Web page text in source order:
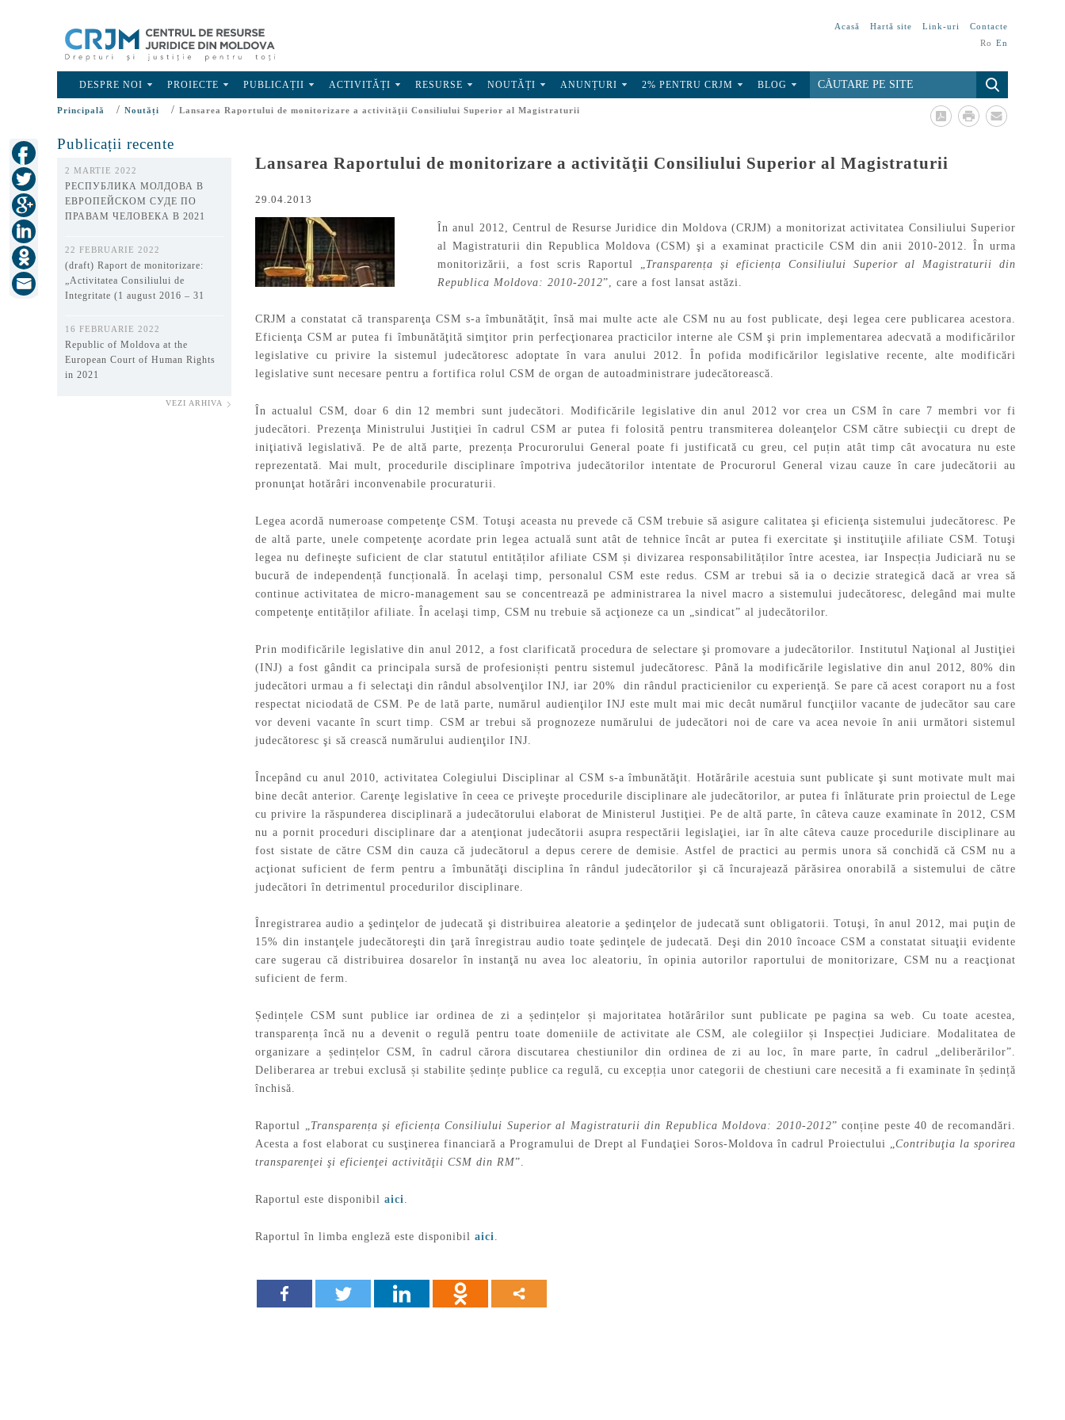
Acasă Hartă site Link-uri
Contacte
Ro En
DESPRE NOI PROIECTE PUBLICAȚII ACTIVITĂȚI RESURSE NOUTĂȚI ANUNȚURI 2% PENTRU CRJM BLOG
Principală / Noutăți / Lansarea Raportului de monitorizare a activităţii Consiliului Superior al Magistraturii
Publicații recente
2 MARTIE 2022
РЕСПУБЛИКА МОЛДОВА В
ЕВРОПЕЙСКОМ СУДЕ ПО
ПРАВАМ ЧЕЛОВЕКА В 2021
22 FEBRUARIE 2022
(draft) Raport de monitorizare:
„Activitatea Consiliului de
Integritate (1 august 2016 – 31
16 FEBRUARIE 2022
Republic of Moldova at the
European Court of Human Rights
in 2021
VEZI ARHIVA
Lansarea Raportului de monitorizare a activităţii Consiliului Superior al Magistraturii
29.04.2013
În anul 2012, Centrul de Resurse Juridice din Moldova (CRJM) a monitorizat activitatea Consiliului Superior
al Magistraturii din Republica Moldova (CSM) şi a examinat practicile CSM din anii 2010-2012. În urma
monitorizării, a fost scris Raportul „ Transparența și eficiența Consiliului Superior al Magistraturii din
Republica Moldova: 2010-2012”, care a fost lansat astăzi.
CRJM a constatat că transparenţa CSM s-a îmbunătăţit, însă mai multe acte ale CSM nu au fost publicate, deşi legea cere publicarea acestora.
Eficienţa CSM ar putea fi îmbunătăţită simţitor prin perfecţionarea practicilor interne ale CSM şi prin implementarea adecvată a modificărilor
legislative cu privire la sistemul judecătoresc adoptate în vara anului 2012. În pofida modificărilor legislative recente, alte modificări
legislative sunt necesare pentru a fortifica rolul CSM de organ de autoadministrare judecătorească.
În actualul CSM, doar 6 din 12 membri sunt judecători. Modificările legislative din anul 2012 vor crea un CSM în care 7 membri vor fi
judecători. Prezenţa Ministrului Justiţiei în cadrul CSM ar putea fi folosită pentru transmiterea doleanţelor CSM către subiecţii cu drept de
iniţiativă legislativă. Pe de altă parte, prezența Procurorului General poate fi justificată cu greu, cel puțin atât timp cât avocatura nu este
reprezentată. Mai mult, procedurile disciplinare împotriva judecătorilor intentate de Procurorul General vizau cauze în care judecătorii au
pronunţat hotărâri inconvenabile procuraturii.
Legea acordă numeroase competenţe CSM. Totuşi aceasta nu prevede că CSM trebuie să asigure calitatea şi eficienţa sistemului judecătoresc. Pe
de altă parte, unele competenţe acordate prin legea actuală sunt atât de tehnice încât ar putea fi exercitate şi instituţiile afiliate CSM. Totuşi
legea nu defineşte suficient de clar statutul entităților afiliate CSM și divizarea responsabilităților între acestea, iar Inspecția Judiciară nu se
bucură de independență funcțională. În acelaşi timp, personalul CSM este redus. CSM ar trebui să ia o decizie strategică dacă ar vrea să
continue activitatea de micro-management sau se concentrează pe administrarea la nivel macro a sistemului judecătoresc, delegând mai multe
competenţe entităților afiliate. În acelaşi timp, CSM nu trebuie să acţioneze ca un „sindicat” al judecătorilor.
Prin modificările legislative din anul 2012, a fost clarificată procedura de selectare şi promovare a judecătorilor. Institutul Naţional al Justiţiei
(INJ) a fost gândit ca principala sursă de profesioniști pentru sistemul judecătoresc. Până la modificările legislative din anul 2012, 80% din
judecători urmau a fi selectaţi din rândul absolvenţilor INJ, iar 20% din rândul practicienilor cu experienţă. Se pare că acest coraport nu a fost
respectat niciodată de CSM. Pe de lată parte, numărul audienţilor INJ este mult mai mic decât numărul funcţiilor vacante de judecător sau care
vor deveni vacante în scurt timp. CSM ar trebui să prognozeze numărului de judecători noi de care va acea nevoie în anii următori sistemul
judecătoresc şi să crească numărului audienţilor INJ.
Începând cu anul 2010, activitatea Colegiului Disciplinar al CSM s-a îmbunătăţit. Hotărârile acestuia sunt publicate şi sunt motivate mult mai
bine decât anterior. Carenţe legislative în ceea ce priveşte procedurile disciplinare ale judecătorilor, ar putea fi înlăturate prin proiectul de Lege
cu privire la răspunderea disciplinară a judecătorului elaborat de Ministerul Justiţiei. Pe de altă parte, în câteva cauze examinate în 2012, CSM
nu a pornit proceduri disciplinare dar a atenţionat judecătorii asupra respectării legislaţiei, iar în alte câteva cauze procedurile disciplinare au
fost sistate de către CSM din cauza că judecătorul a depus cerere de demisie. Astfel de practici au permis unora să conchidă că CSM nu a
acţionat suficient de ferm pentru a îmbunătăţi disciplina în rândul judecătorilor şi că încurajează părăsirea onorabilă a sistemului de către
judecători în detrimentul procedurilor disciplinare.
Înregistrarea audio a şedinţelor de judecată şi distribuirea aleatorie a şedinţelor de judecată sunt obligatorii. Totuşi, în anul 2012, mai puţin de
15% din instanţele judecătoreşti din ţară înregistrau audio toate şedinţele de judecată. Deşi din 2010 încoace CSM a constatat situaţii evidente
care sugerau că distribuirea dosarelor în instanţă nu avea loc aleatoriu, în opinia autorilor raportului de monitorizare, CSM nu a reacţionat
suficient de ferm.
Ședințele CSM sunt publice iar ordinea de zi a ședințelor și majoritatea hotărârilor sunt publicate pe pagina sa web. Cu toate acestea,
transparența încă nu a devenit o regulă pentru toate domeniile de activitate ale CSM, ale colegiilor și Inspecției Judiciare. Modalitatea de
organizare a ședințelor CSM, în cadrul cărora discutarea chestiunilor din ordinea de zi au loc, în mare parte, în cadrul „deliberărilor”.
Deliberarea ar trebui exclusă și stabilite ședințe publice ca regulă, cu excepția unor categorii de chestiuni care necesită a fi examinate în ședință
închisă.
Raportul „ Transparența și eficiența Consiliului Superior al Magistraturii din Republica Moldova: 2010-2012” conține peste 40 de recomandări.
Acesta a fost elaborat cu susţinerea financiară a Programului de Drept al Fundaţiei Soros-Moldova în cadrul Proiectului „ Contribuţia la sporirea
transparenţei şi eficienţei activităţii CSM din RM”.
Raportul este disponibil aici
Raportul în limba engleză este disponibil aici